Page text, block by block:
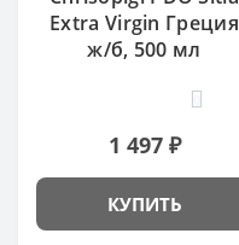
Extra Virgin Греция
ж/б, 500 мл
1 497 ₽
КУПИТЬ